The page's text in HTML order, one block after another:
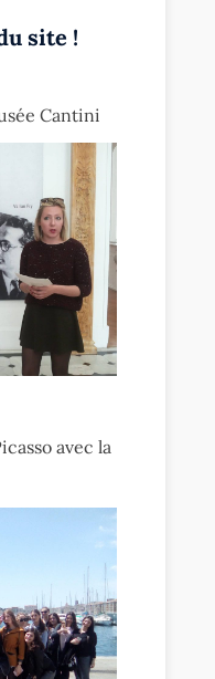
site !
Cantini
avec la